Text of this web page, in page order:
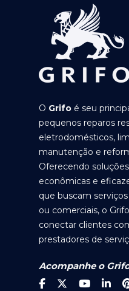
O Grifo é seu
pequenos reparos
eletrodomésticos,
manutenção e
Oferecendo
econômicas e
que buscam
ou comerciais, o
conectar clientes
prestadores de
Acompanhe o